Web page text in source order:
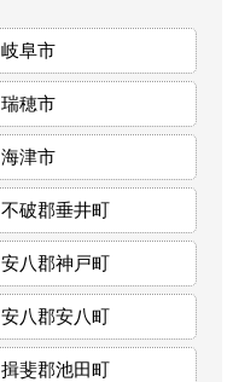
岐阜市
瑞穂市
海津市
不破郡垂井町
安八郡神戸町
安八郡安八町
揖斐郡池田町